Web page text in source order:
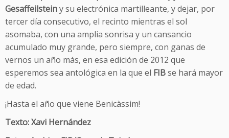
Gesaffeilsteiny su electrónica martilleante, y dejar, por
tercer día consecutivo, el recinto mientras el sol
asomaba, con una amplia sonrisa y un cansancio
acumulado muy grande, pero siempre, con ganas de
vernos un año más, en esa edición de 2012 que
esperemos sea antológica en la que el FIBse hará mayor
de edad.
¡Hasta el año que viene Benicàssim!
Texto: Xavi Hernández